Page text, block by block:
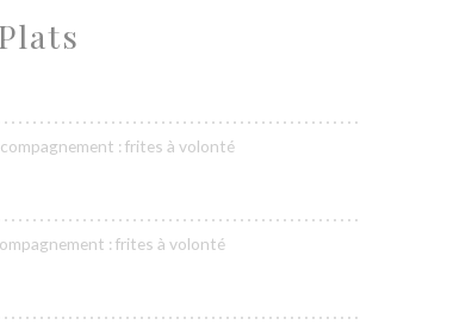
: frites à volonté
: frites à volonté